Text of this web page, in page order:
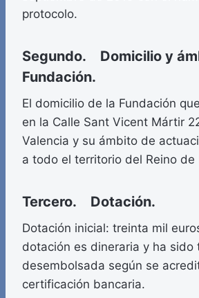
protocolo.
Segundo. Domicilio y
Fundación.
El domicilio de la Fundación
en la Calle Sant Vicent Mártir
Valencia y su ámbito de
a todo el territorio del Reino de
Tercero. Dotación.
Dotación inicial: treinta mil
dotación es dineraria y ha sido
desembolsada según se
certificación bancaria.